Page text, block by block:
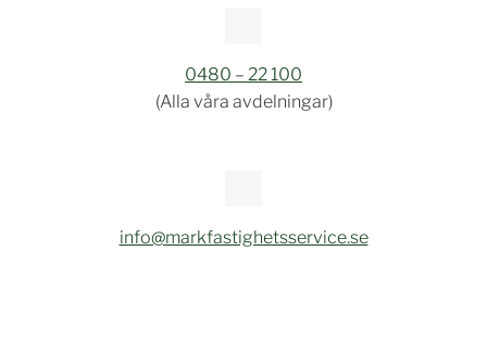
0480 – 22 100
(Alla våra avdelningar)
info@markfastighetsservice.se